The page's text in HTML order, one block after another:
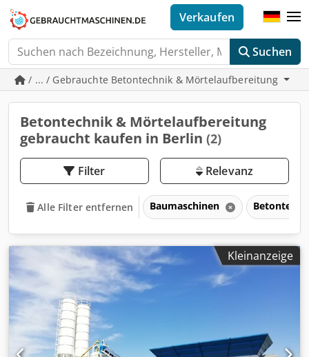
Suchen
Verkaufen
/ ... / Gebrauchte Betontechnik & Mörtelaufbereitung
Betontechnik & Mörtelaufbereitung
gebraucht kaufen in Berlin (2)
Filter Relevanz
Alle Filter entfernen Baumaschinen
Kleinanzeige